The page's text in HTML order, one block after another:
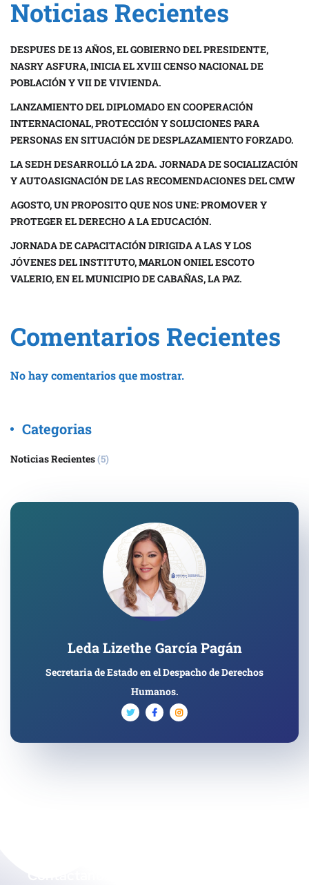
Noticias Recientes
DESPUES DE 13 AÑOS, EL GOBIERNO DEL PRESIDENTE,
NASRY ASFURA, INICIA EL XVIII CENSO NACIONAL DE
POBLACIÓN Y VII DE VIVIENDA.
LANZAMIENTO DEL DIPLOMADO EN COOPERACIÓN
INTERNACIONAL, PROTECCIÓN Y SOLUCIONES PARA
PERSONAS EN SITUACIÓN DE DESPLAZAMIENTO FORZADO.
LA SEDH DESARROLLÓ LA 2DA. JORNADA DE SOCIALIZACIÓN
Y AUTOASIGNACIÓN DE LAS RECOMENDACIONES DEL CMW
AGOSTO, UN PROPOSITO QUE NOS UNE: PROMOVER Y
PROTEGER EL DERECHO A LA EDUCACIÓN.
JORNADA DE CAPACITACIÓN DIRIGIDA A LAS Y LOS
JÓVENES DEL INSTITUTO, MARLON ONIEL ESCOTO
VALERIO, EN EL MUNICIPIO DE CABAÑAS, LA PAZ.
Comentarios Recientes
No hay comentarios que mostrar.
Categorias
Noticias Recientes(5)
Leda Lizethe García Pagán
Secretaria de Estado en el Despacho de Derechos
Humanos.